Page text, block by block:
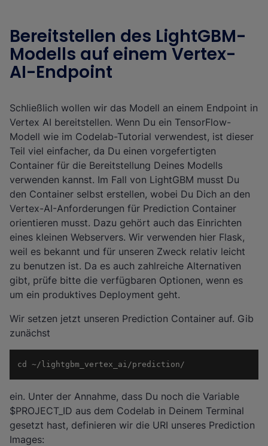
Bereitstellen des LightGBM-
Modells auf einem Vertex-
AI-Endpoint
Schließlich wollen wir das Modell an einem Endpoint in
Vertex AI bereitstellen. Wenn Du ein TensorFlow-
Modell wie im Codelab-Tutorial verwendest, ist dieser
Teil viel einfacher, da Du einen vorgefertigten
Container für die Bereitstellung Deines Modells
verwenden kannst. Im Fall von LightGBM musst Du
den Container selbst erstellen, wobei Du Dich an den
Vertex-AI-Anforderungen für Prediction Container
orientieren musst. Dazu gehört auch das Einrichten
eines kleinen Webservers. Wir verwenden hier Flask,
weil es bekannt und für unseren Zweck relativ leicht
zu benutzen ist. Da es auch zahlreiche Alternativen
gibt, prüfe bitte die verfügbaren Optionen, wenn es
um ein produktives Deployment geht.
Wir setzen jetzt unseren Prediction Container auf. Gib
zunächst
cd ~/lightgbm_vertex_ai/prediction/
ein. Unter der Annahme, dass Du noch die Variable
$PROJECT_ID aus dem Codelab in Deinem Terminal
gesetzt hast, definieren wir die URI unseres Prediction
Images: